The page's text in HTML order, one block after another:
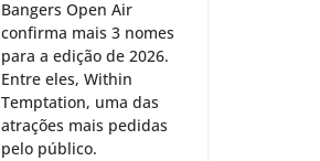
Bangers Open Air
confirma mais 3 nomes
para a edição de 2026.
Entre eles, Within
Temptation, uma das
atrações mais pedidas
pelo público.